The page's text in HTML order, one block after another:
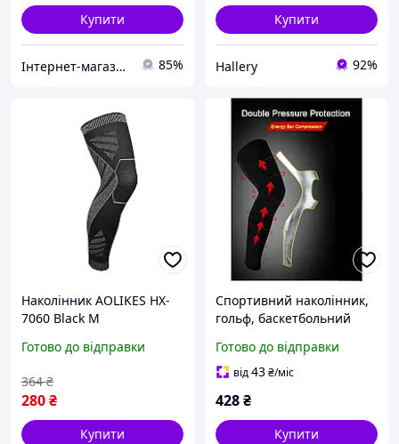
Купити
Інтернет-магазин SALE TOOLS 85%
Купити
Hallery 92%
Наколінник AOLIKES HX-
7060 Black M
спортивні захисні
Готово до відправки
280₴
364 ₴
Купити
Спортивний наколінник,
гольф, баскетбольний
Готово до відправки
від43₴/міс
428₴
Купити